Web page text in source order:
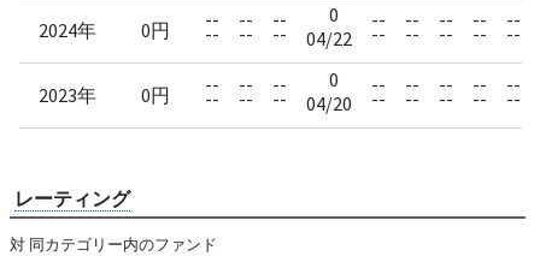
2024年 0円 --
--
--
--
--
--
0
04/22
--
--
--
--
--
--
--
--
--
--
2023年 0円 --
--
--
--
--
--
0
04/20
--
--
--
--
--
--
--
--
--
--
レーティング
対 同カテゴリー内のファンド